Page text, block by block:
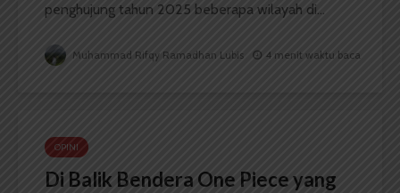
penghujung tahun 2025 beberapa wilayah di...
Muhammad Rifqy Ramadhan Lubis 4 menit waktu baca
OPINI
Di Balik Bendera One Piece yang